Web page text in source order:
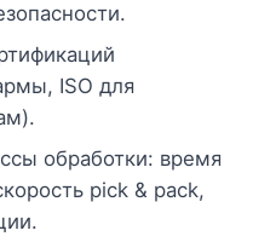
ISO для
обработки: время
pick & pack,